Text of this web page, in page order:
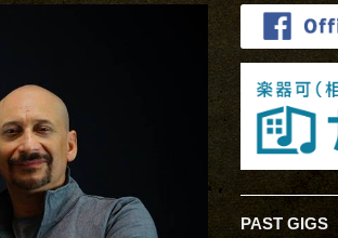
PAST GIGS